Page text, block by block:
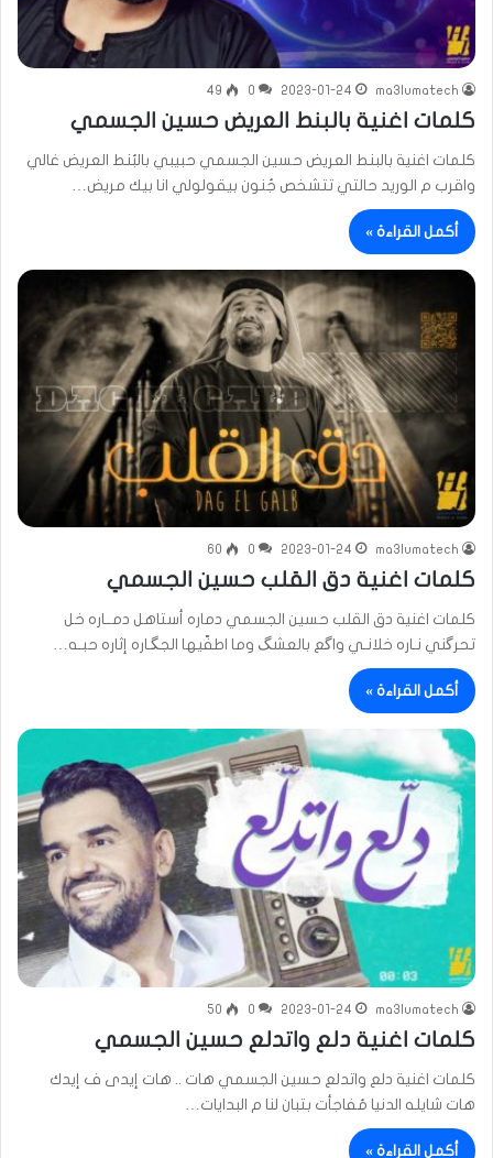
ma3lumatech
2023-01-24
0
49
كلمات اغنية بالبنط العريض حسين الجسمي
كلمات اغنية بالبنط العريض حسين الجسمي حبيبي بالبُنط العريض غالي
واقرب م الوريد حالتي تتشخص جُنون بيقولولي انا بيك مريض…
أكمل القراءة »
ma3lumatech
2023-01-24
0
60
كلمات اغنية دق القلب حسين الجسمي
كلمات اغنية دق القلب حسين الجسمي دماره أستاهل دمــاره خل
تحرگني نـاره خلانـي واگع بالعشگ وما اطفّيها الجگـاره إثاره حبـه…
أكمل القراءة »
ma3lumatech
2023-01-24
0
50
كلمات اغنية دلع واتدلع حسين الجسمي
كلمات اغنية دلع واتدلع حسين الجسمي هات .. هات إيدى ف إيدك
هات شايله الدنيا مُفاجأت بتبان لنا م البدايات…
أكمل القراءة »